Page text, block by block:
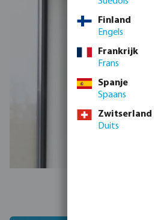
Finland
Engels
Frankrijk
Frans
Spanje
Spaans
Zwitserland
Duits